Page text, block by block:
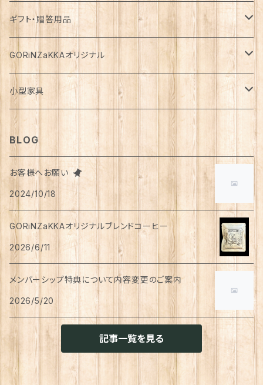
お風呂・ランドリー
タオル
スリッパ
マスク
ハンドソープ
アロマ・お香
トラベルセット
クッション・クッションカバー
ファブリック・マルチカバー
マフラー・ストール
ブランケット
バッグ
カゴバッグ
スマホショルダーバッグ
ポーチ
お財布・カード入れ
手袋・アームカバー
ハンカチ
てぬぐい
キーホルダー
メガネ・メガネケース
お箸
ストロー
ポット・急須
湯のみ
グラス
カップ&ソーサー
マグカップ
コースター
お皿
箸置き
お菓子作り
ジョウロ
鉢
支柱
ステーショナリー
紙類
ノート
カード
ペン
メモ帳
便箋
スケジュール帳
はさみ
ふせん
ミニチュア
アウトドア
手芸用品
ジャケット
パーカー・ウィンドブレーカー
カーディガン
ベスト
ブルゾン
半袖
ニット
タンクトップ
フレンチスリーブ
スカート
キュロット
ワイドパンツ
パンツ
ワンピース・チュニック
ルームウェア・パジャマ
アンダーウェア
レッグウェア
靴下
タイツ
足首ウォーマー
メンズ
ボトムス
アウター
ジャケット
トップス
食器・カトラリー
ブランケット・寝具
パックご飯
お餅
穀物
粉物
缶詰・瓶詰
レトルト惣菜
カレー
味噌汁・スープ
お茶漬け
乾物
飲料
水・炭酸水
ジュース
コーヒー
お茶
ハーブティー
希釈飲料
ペーパー類
トイレットペーパー
ティッシュペーパー
ライト
ろうそく
犬用
猫用
ウェットフード
無添加・手作り（犬用）
猫用
缶詰
犬用
猫用
レトルト食品
犬用
猫用
おやつ
犬用
猫用
犬猫共通
食器
犬用
猫用
衣類・服飾雑貨
犬用
猫用
おもちゃ
猫用
ボディケア
犬用
猫用
犬猫兼用
ベッド
トイレ周り
犬用
その他雑貨
基礎化粧品
化粧水
乳液
医薬部外品
メイク用品
ボディーソープ
ヘアケア
クシ・ブラシ
シャンプー
リンスインシャンプー
トリートメント
せっけん
洗顔
ハンドクリーム
オーラルケア
入浴剤・バスボム
ギフト・贈答用品
食品・飲料
食器類
タオル
洗剤
防災用品
ラッピング資材
GORiNZaKKAオリジナル
アパレル
Tシャツ
アクセサリー
ピアス
イヤリング・ノンホールピアス
リング
飲料
珈琲
小型家具
スツール
BLOG
お客様へお願い
2024/10/18
GORiNZaKKAオリジナルブレンドコーヒー
2026/6/11
メンバーシップ特典について内容変更のご案内
2026/5/20
記事一覧を見る